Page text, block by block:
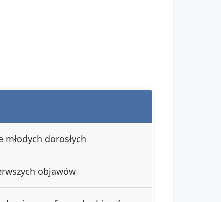
młodych dorosłych
objawów